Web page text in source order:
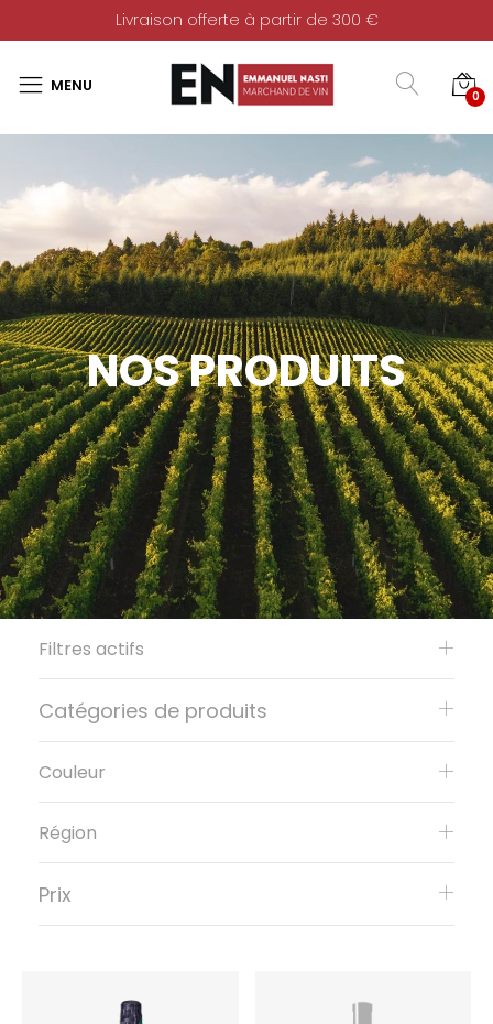
Livraison offerte à partir de 300 €
0
NOS PRODUITS
Filtres actifs
Catégories de produits
Couleur
Région
Prix